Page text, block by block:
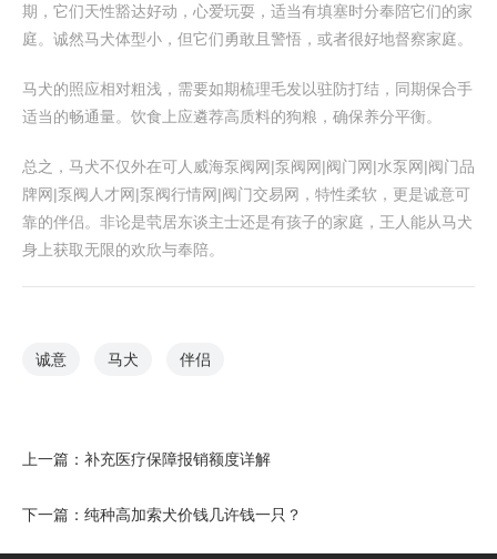
期，它们天性豁达好动，心爱玩耍，适当有填塞时分奉陪它们的家
庭。诚然马犬体型小，但它们勇敢且警悟，或者很好地督察家庭。
马犬的照应相对粗浅，需要如期梳理毛发以驻防打结，同期保合手
适当的畅通量。饮食上应遴荐高质料的狗粮，确保养分平衡。
总之，马犬不仅外在可人威海泵阀网|泵阀网|阀门网|水泵网|阀门品
牌网|泵阀人才网|泵阀行情网|阀门交易网，特性柔软，更是诚意可
靠的伴侣。非论是茕居东谈主士还是有孩子的家庭，王人能从马犬
身上获取无限的欢欣与奉陪。
诚意 马犬 伴侣
上一篇： 补充医疗保障报销额度详解
下一篇： 纯种高加索犬价钱几许钱一只？